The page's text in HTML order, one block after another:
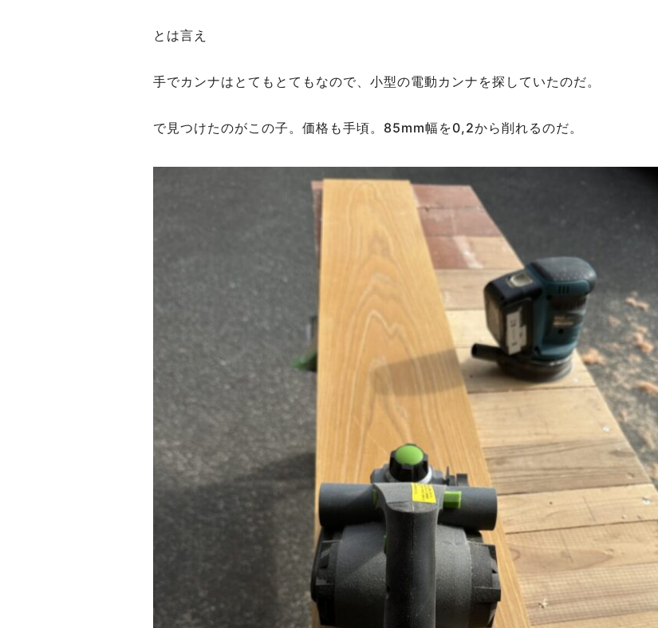
とは言え
手でカンナはとてもとてもなので、小型の電動カンナを探していたのだ。
で見つけたのがこの子。価格も手頃。85mm幅を0,2から削れるのだ。